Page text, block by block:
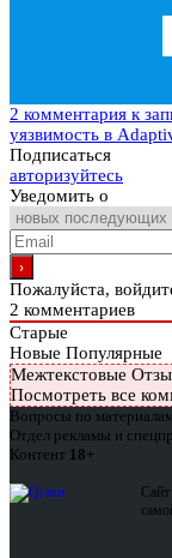
2 комментария к
уязвимость в
Подписаться
авторизуйтесь
Уведомить о
Пожалуйста,
2 комментариев
Старые
Новые Популярные
Межтекстовые
Посмотреть все
Вопросы по
Отдел рекламы и
Контент 18+